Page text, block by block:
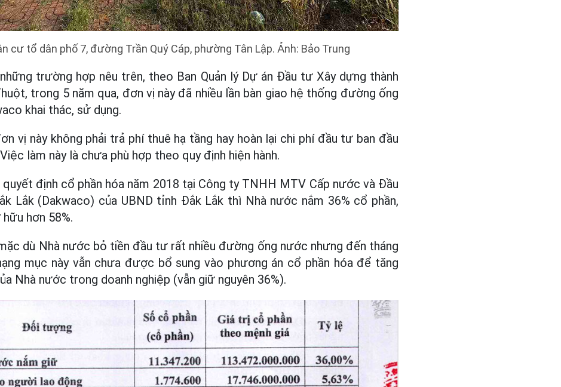
cư tổ dân phố 7, đường Trần Quý Cáp, phường Tân Lập. Ảnh: Bảo Trung
trường hợp nêu trên, theo Ban Quản lý Dự án Đầu tư Xây dựng thành
trong 5 năm qua, đơn vị này đã nhiều lần bàn giao hệ thống đường ống
khai thác, sử dụng.
vị này không phải trả phí thuê hạ tầng hay hoàn lại chi phí đầu tư ban đầu
làm này là chưa phù hợp theo quy định hiện hành.
định cổ phần hóa năm 2018 tại Công ty TNHH MTV Cấp nước và Đầu
Lắk (Dakwaco) của UBND tỉnh Đắk Lắk thì Nhà nước nắm 36% cổ phần,
hơn 58%.
dù Nhà nước bỏ tiền đầu tư rất nhiều đường ống nước nhưng đến tháng
mục này vẫn chưa được bổ sung vào phương án cổ phần hóa để tăng
Nhà nước trong doanh nghiệp (vẫn giữ nguyên 36%).